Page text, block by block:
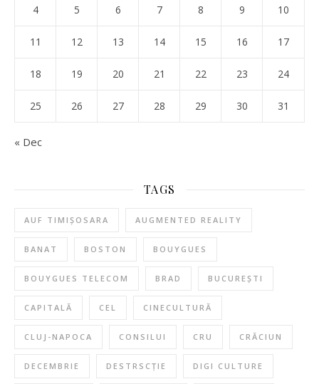
4 5 6 7 8 9 10
11 12 13 14 15 16 17
18 19 20 21 22 23 24
25 26 27 28 29 30 31
« Dec
TAGS
AUF TIMIȘOSARA AUGMENTED REALITY
BANAT BOSTON BOUYGUES
BOUYGUES TELECOM BRAD BUCUREȘTI
CAPITALĂ CEL CINECULTURĂ
CLUJ-NAPOCA CONSILUI CRU CRĂCIUN
DECEMBRIE DESTRSCȚIE DIGI CULTURE